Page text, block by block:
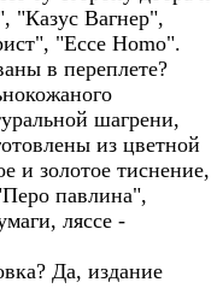
"Казус Вагнер",
"Ессе Homo".
в переплете?
шагрени,
из цветной
и золотое тиснение,
павлина",
ляссе -
Да, издание